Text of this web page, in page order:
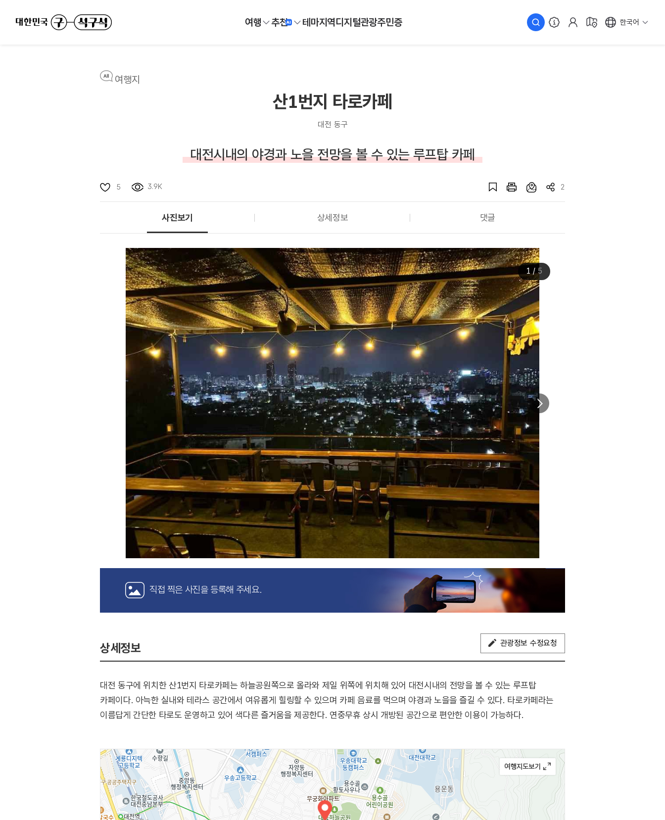
여행 추천 테마지역디지털관광주민증 한국어
여행지
산1번지 타로카페
대전 동구
대전시내의 야경과 노을 전망을 볼 수 있는 루프탑 카페
5 3.9K 2
사진보기 상세정보 댓글
1 /5
직접 찍은 사진을 등록해 주세요.
상세정보 관광정보 수정요청
대전 동구에 위치한 산1번지 타로카페는 하늘공원쪽으로 올라와 제일 위쪽에 위치해 있어 대전시내의 전망을 볼 수 있는 루프탑
카페이다. 아늑한 실내와 테라스 공간에서 여유롭게 힐링할 수 있으며 카페 음료를 먹으며 야경과 노을을 즐길 수 있다. 타로카페라는
이름답게 간단한 타로도 운영하고 있어 색다른 즐거움을 제공한다. 연중무휴 상시 개방된 공간으로 편안한 이용이 가능하다.